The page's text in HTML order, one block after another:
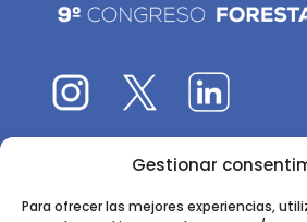
Gestionar
Para ofrecer las mejores experiencias,
El 9CFE es una actividad